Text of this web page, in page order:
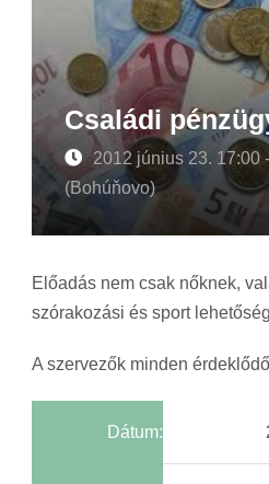
Családi
2012 június 23. 17:00
(Bohúňovo)
Előadás nem csak nőknek,
szórakozási és sport
A szervezők minden
Dátum: